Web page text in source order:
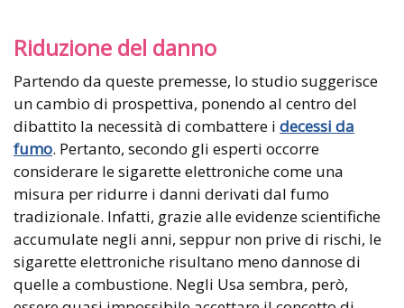
Riduzione del danno
Partendo da queste premesse, lo studio suggerisce
un cambio di prospettiva, ponendo al centro del
dibattito la necessità di combattere i decessi da
fumo. Pertanto, secondo gli esperti occorre
considerare le sigarette elettroniche come una
misura per ridurre i danni derivati dal fumo
tradizionale. Infatti, grazie alle evidenze scientifiche
accumulate negli anni, seppur non prive di rischi, le
sigarette elettroniche risultano meno dannose di
quelle a combustione. Negli Usa sembra, però,